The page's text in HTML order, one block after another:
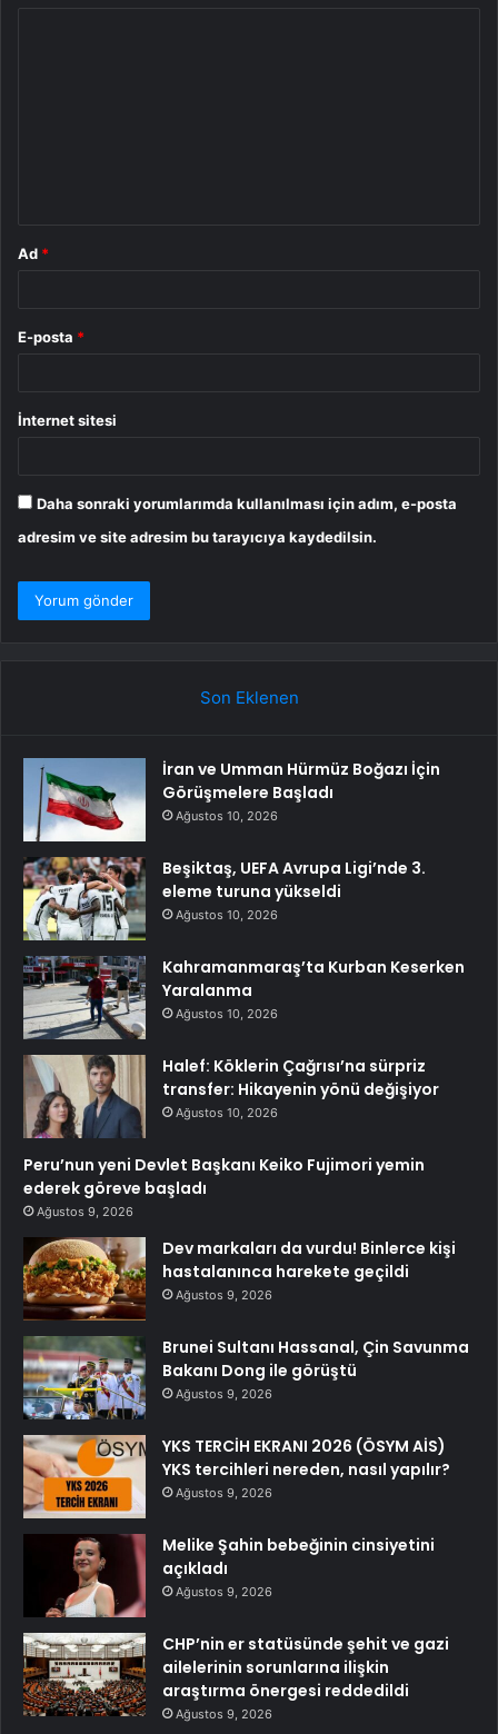
Ad *
E-posta *
İnternet sitesi
Daha sonraki yorumlarımda kullanılması için adım, e-posta
adresim ve site adresim bu tarayıcıya kaydedilsin.
Son Eklenen
İran ve Umman Hürmüz Boğazı İçin
Görüşmelere Başladı
Ağustos 10, 2026
Beşiktaş, UEFA Avrupa Ligi’nde 3.
eleme turuna yükseldi
Ağustos 10, 2026
Kahramanmaraş’ta Kurban Keserken
Yaralanma
Ağustos 10, 2026
Halef: Köklerin Çağrısı’na sürpriz
transfer: Hikayenin yönü değişiyor
Ağustos 10, 2026
Peru’nun yeni Devlet Başkanı Keiko Fujimori yemin
ederek göreve başladı
Ağustos 9, 2026
Dev markaları da vurdu! Binlerce kişi
hastalanınca harekete geçildi
Ağustos 9, 2026
Brunei Sultanı Hassanal, Çin Savunma
Bakanı Dong ile görüştü
Ağustos 9, 2026
YKS TERCİH EKRANI 2026 (ÖSYM AİS)
YKS tercihleri nereden, nasıl yapılır?
Ağustos 9, 2026
Melike Şahin bebeğinin cinsiyetini
açıkladı
Ağustos 9, 2026
CHP’nin er statüsünde şehit ve gazi
ailelerinin sorunlarına ilişkin
araştırma önergesi reddedildi
Ağustos 9, 2026